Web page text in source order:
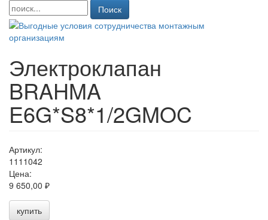
Поиск
Электроклапан
BRAHMA
E6G*S8*1/2GMOC
Артикул:
1111042
Цена:
9 650,00 ₽
купить